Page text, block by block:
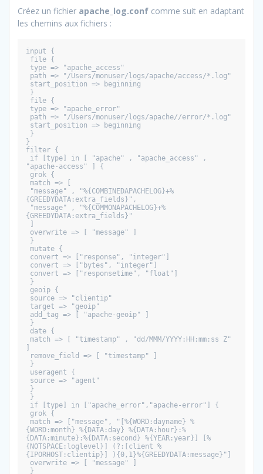
Créez un fichier apache_log.conf comme suit en adaptant
les chemins aux fichiers :
input {
file {
type => "apache_access"
path => "/Users/monuser/logs/apache/access/*.log"
start_position => beginning
}
file {
type => "apache_error"
path => "/Users/monuser/logs/apache//error/*.log"
start_position => beginning
}
}
filter {
"apache-access" ] {
grok {
match => [
{GREEDYDATA:extra_fields}",
{GREEDYDATA:extra_fields}"
overwrite => [ "message" ]
}
mutate {
convert => ["response", "integer"]
convert => ["bytes", "integer"]
convert => ["responsetime", "float"]
}
geoip {
source => "clientip"
target => "geoip"
add_tag => [ "apache-geoip" ]
}
date {
remove_field => [ "timestamp" ]
}
useragent {
source => "agent"
}
}
if [type] in ["apache_error","apache-error"] {
grok {
{WORD:month} %{DATA:day} %{DATA:hour}:%
{DATA:minute}:%{DATA:second} %{YEAR:year}] [%
{NOTSPACE:loglevel}] (?:[client %
{IPORHOST:clientip}] ){0,1}%{GREEDYDATA:message}"]
overwrite => [ "message" ]
}